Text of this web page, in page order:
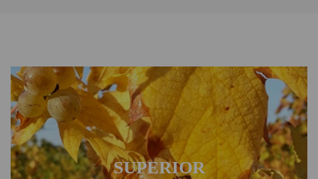
SUPERIOR